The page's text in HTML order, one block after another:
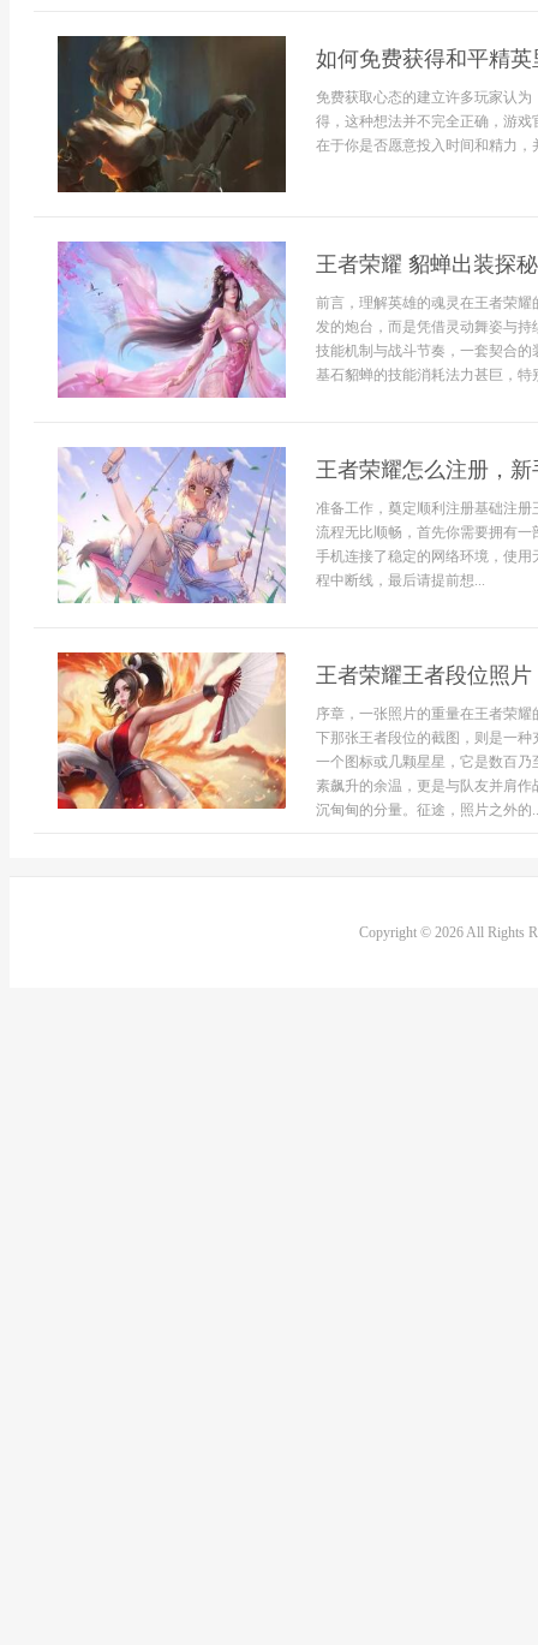
如何免费获得和平精
免费获取心态的建立许多玩家认
得，这种想法并不完全正确，游
在于你是否愿意投入时间和精力
王者荣耀 貂蝉出装探
前言，理解英雄的魂灵在王者荣
发的炮台，而是凭借灵动舞姿与
技能机制与战斗节奏，一套契合
基石貂蝉的技能消耗法力甚巨，特
王者荣耀怎么注册，
准备工作，奠定顺利注册基础注
流程无比顺畅，首先你需要拥有
手机连接了稳定的网络环境，使
程中断线，最后请提前想...
王者荣耀王者段位照
序章，一张照片的重量在王者荣
下那张王者段位的截图，则是一
一个图标或几颗星星，它是数百
素飙升的余温，更是与队友并肩
沉甸甸的分量。征途，照片之外的
Copyright © 2026 All Rights